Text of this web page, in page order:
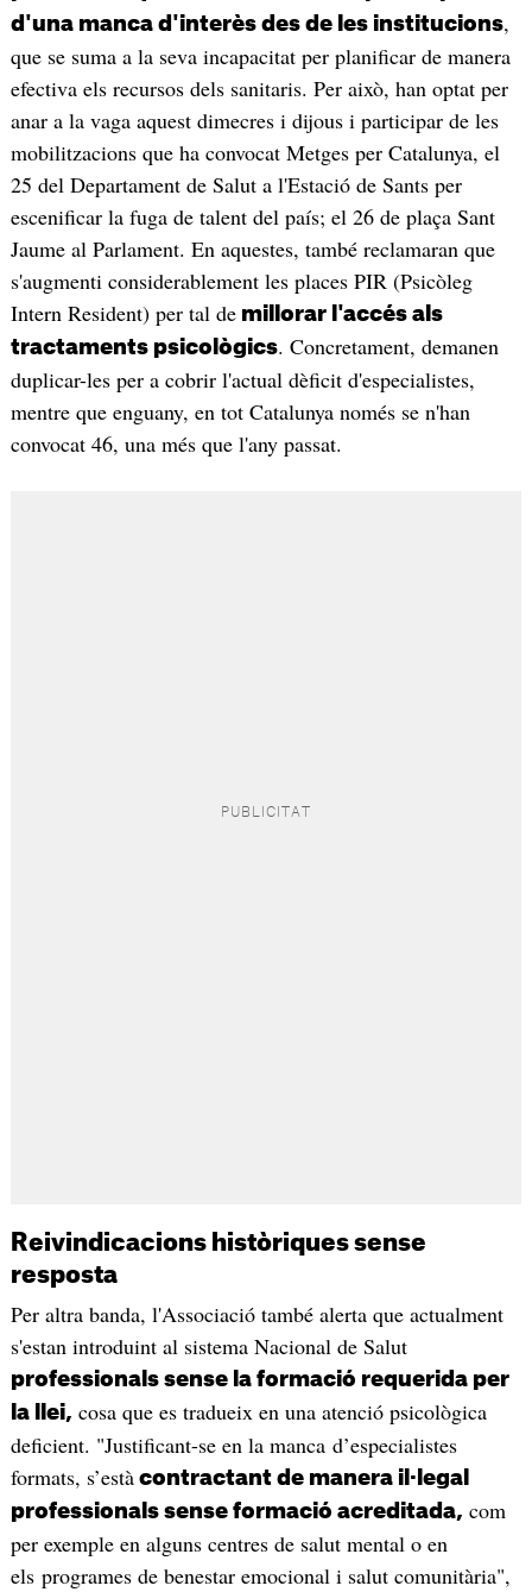
d'una manca d'interès des de les institucions,
que se suma a la seva incapacitat per planificar de manera
efectiva els recursos dels sanitaris. Per això, han optat per
anar a la vaga aquest dimecres i dijous i participar de les
mobilitzacions que ha convocat Metges per Catalunya, el
25 del Departament de Salut a l'Estació de Sants per
escenificar la fuga de talent del país; el 26 de plaça Sant
Jaume al Parlament. En aquestes, també reclamaran que
s'augmenti considerablement les places PIR (Psicòleg
Intern Resident) per tal demillorar l'accés als
tractaments psicològics. Concretament, demanen
duplicar-les per a cobrir l'actual dèficit d'especialistes,
mentre que enguany, en tot Catalunya només se n'han
convocat 46, una més que l'any passat.
Reivindicacions històriques sense
resposta
Per altra banda, l'Associació també alerta que actualment
s'estan introduint al sistema Nacional de Salut
professionals sense la formació requerida per
la llei, cosa que es tradueix en una atenció psicològica
deficient. "Justificant-se en la manca d’especialistes
formats, s’estàcontractant de manera il·legal
professionals sense formació acreditada, com
per exemple en alguns centres de salut mental o en
els programes de benestar emocional i salut comunitària",